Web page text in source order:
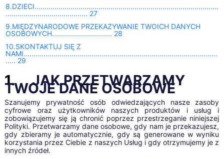
8.DZIECI............................................................................................
......................................... 27
9.MIĘDZYNARODOWE PRZEKAZYWANIE TWOICH DANYCH
OSOBOWYCH.............................. 28
10.SKONTAKTUJ SIĘ Z
NAMI.................................................................................................
..... 29
1.JAK PRZETWARZAMY
TWOJE DANE OSOBOWE
Szanujemy prywatność osób odwiedzających nasze zasoby
cyfrowe oraz użytkowników naszych produktów i usług i
zobowiązujemy się ją chronić poprzez przestrzeganie niniejszej
Polityki. Przetwarzamy dane osobowe, gdy nam je przekazujesz,
gdy zbieramy je automatycznie, gdy są generowane w wyniku
korzystania przez Ciebie z naszych Usług i gdy otrzymujemy je z
innych źródeł.